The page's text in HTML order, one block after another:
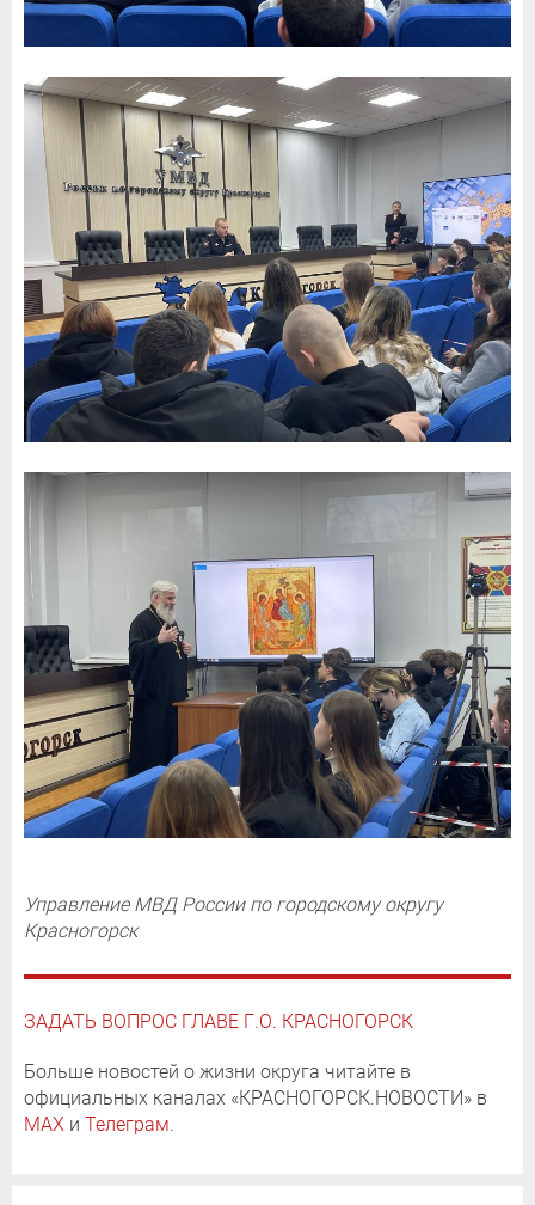
Управление МВД России по городскому округу
Красногорск
ЗАДАТЬ ВОПРОС ГЛАВЕ Г.О. КРАСНОГОРСК
Больше новостей о жизни округа читайте в
официальных каналах «КРАСНОГОРСК.НОВОСТИ» в
MAX и Телеграм.